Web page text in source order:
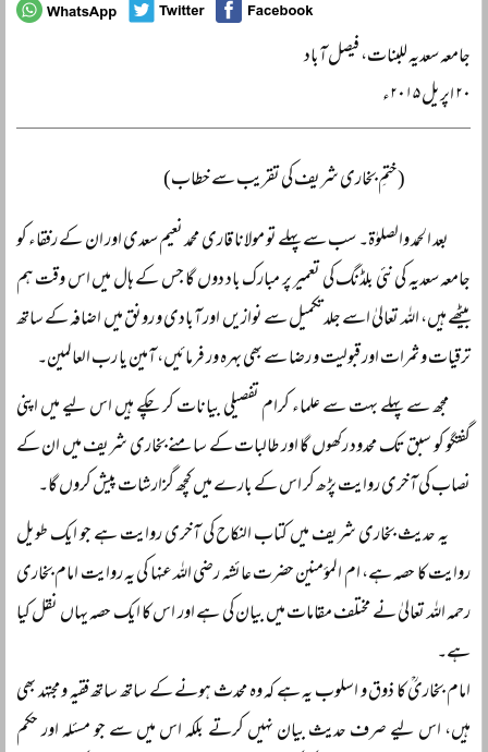
جامعہ سعدیہ للبنات، فیصل آباد
۲۰ اپریل ۲۰۱۵ء
(ختمِ بخاری شریف کی تقریب سے خطاب)
بعد الحمد والصلوٰۃ۔ سب سے پہلے تو مولانا قاری محمد نعیم سعدی اور ان کے رفقاء کو
جامعہ سعدیہ کی نئی بلڈنگ کی تعمیر پر مبارک باد دوں گا جس کے ہال میں اس وقت ہم
بیٹھے ہیں، اللہ تعالیٰ اسے جلد تکمیل سے نوازیں اور آبادی و رونق میں اضافہ کے ساتھ
ترقیات و ثمرات اور قبولیت و رضا سے بھی بہرہ ور فرمائیں، آمین یا رب العالمین۔
مجھ سے پہلے بہت سے علماء کرام تفصیلی بیانات کر چکے ہیں اس لیے میں اپنی
گفتگو کو سبق تک محدود رکھوں گا اور طالبات کے سامنے بخاری شریف میں ان کے
نصاب کی آخری روایت پڑھ کر اس کے بارے میں کچھ گزارشات پیش کروں گا۔
یہ حدیث بخاری شریف میں کتاب النکاح کی آخری روایت ہے جو ایک طویل
روایت کا حصہ ہے، ام المؤمنین حضرت عائشہ رضی اللہ عنہا کی یہ روایت امام بخاری
رحمہ اللہ تعالیٰ نے مختلف مقامات میں بیان کی ہے اور اس کا ایک حصہ یہاں نقل کیا
ہے۔
امام بخاریؒ کا ذوق و اسلوب یہ ہے کہ وہ محدث ہونے کے ساتھ ساتھ فقیہ و مجتہد بھی
ہیں، اس لیے صرف حدیث بیان نہیں کرتے بلکہ اس میں سے جو مسئلہ اور حکم